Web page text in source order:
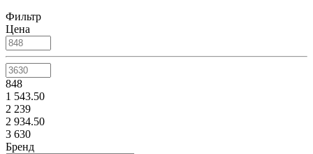
Фильтр
Цена
848
1 543.50
2 239
2 934.50
3 630
Бренд